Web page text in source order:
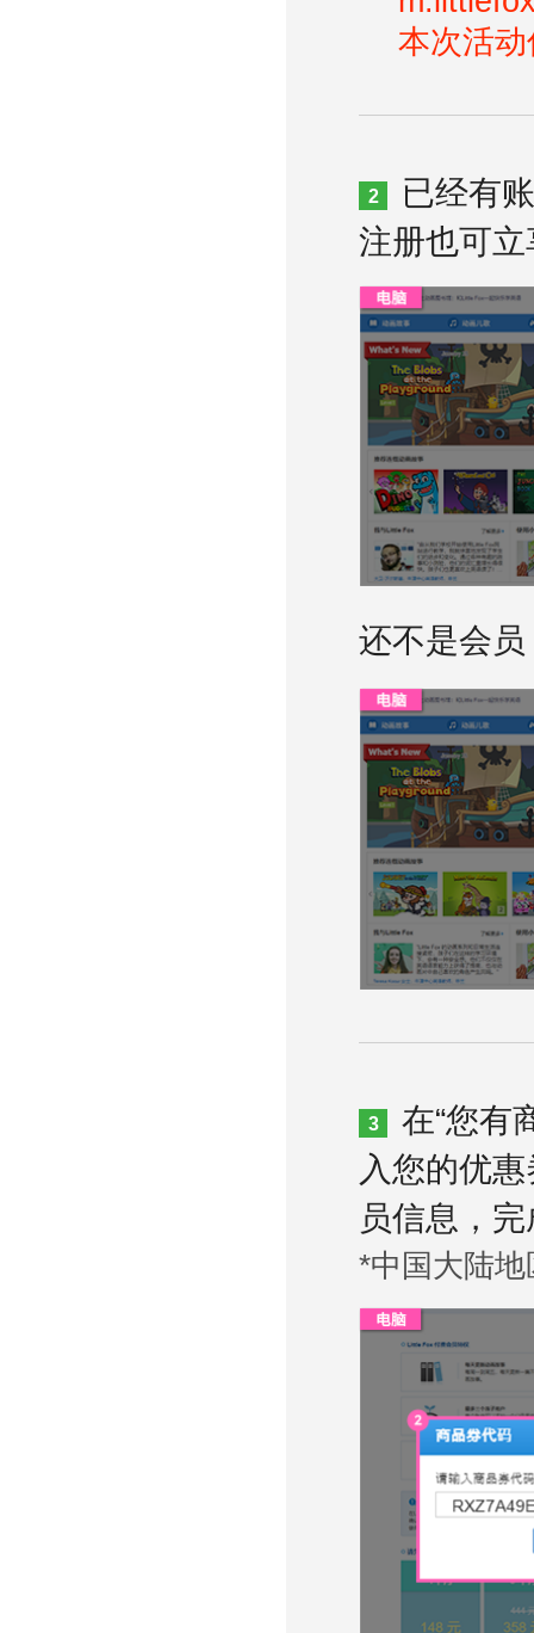
本次活
2
已经有
注册也可
还不是会员
3
在“您有
入您的优
员信息，
*中国大陆